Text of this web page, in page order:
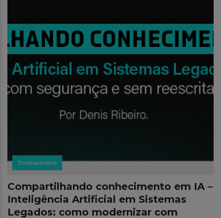
Treinamentos
Compartilhando conhecimento em IA –
Inteligência Artificial em Sistemas
Legados: como modernizar com